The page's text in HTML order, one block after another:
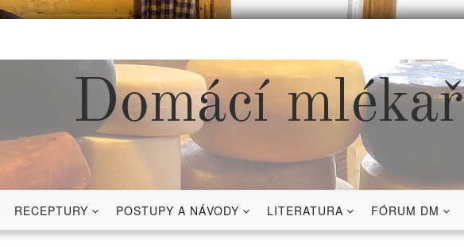
Domácí mlékař
RECEPTURY POSTUPY A NÁVODY LITERATURA FÓRUM DM